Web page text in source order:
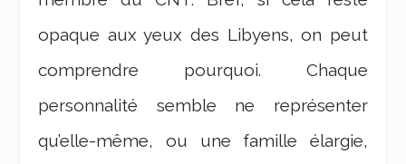
opaque aux yeux des Libyens, on peut
comprendre pourquoi. Chaque
personnalité semble ne représenter
qu’elle-même, ou une famille élargie,